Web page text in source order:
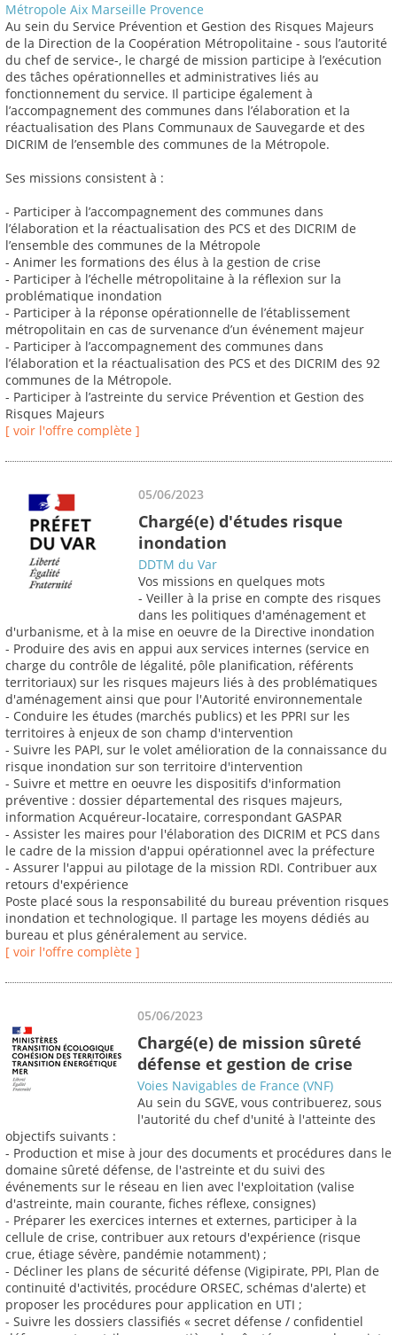
Métropole Aix Marseille Provence
Au sein du Service Prévention et Gestion des Risques Majeurs
de la Direction de la Coopération Métropolitaine - sous l’autorité
du chef de service-, le chargé de mission participe à l’exécution
des tâches opérationnelles et administratives liés au
fonctionnement du service. Il participe également à
l’accompagnement des communes dans l’élaboration et la
réactualisation des Plans Communaux de Sauvegarde et des
DICRIM de l’ensemble des communes de la Métropole.
Ses missions consistent à :
- Participer à l’accompagnement des communes dans
l’élaboration et la réactualisation des PCS et des DICRIM de
l’ensemble des communes de la Métropole
- Animer les formations des élus à la gestion de crise
- Participer à l’échelle métropolitaine à la réflexion sur la
problématique inondation
- Participer à la réponse opérationnelle de l’établissement
métropolitain en cas de survenance d’un événement majeur
- Participer à l’accompagnement des communes dans
l’élaboration et la réactualisation des PCS et des DICRIM des 92
communes de la Métropole.
- Participer à l’astreinte du service Prévention et Gestion des
Risques Majeurs
[ voir l'offre complète ]
05/06/2023
Chargé(e) d'études risque
inondation
DDTM du Var
Vos missions en quelques mots
- Veiller à la prise en compte des risques
dans les politiques d'aménagement et
d'urbanisme, et à la mise en oeuvre de la Directive inondation
- Produire des avis en appui aux services internes (service en
charge du contrôle de légalité, pôle planification, référents
territoriaux) sur les risques majeurs liés à des problématiques
d'aménagement ainsi que pour l'Autorité environnementale
- Conduire les études (marchés publics) et les PPRI sur les
territoires à enjeux de son champ d'intervention
- Suivre les PAPI, sur le volet amélioration de la connaissance du
risque inondation sur son territoire d'intervention
- Suivre et mettre en oeuvre les dispositifs d'information
préventive : dossier départemental des risques majeurs,
information Acquéreur-locataire, correspondant GASPAR
- Assister les maires pour l'élaboration des DICRIM et PCS dans
le cadre de la mission d'appui opérationnel avec la préfecture
- Assurer l'appui au pilotage de la mission RDI. Contribuer aux
retours d'expérience
Poste placé sous la responsabilité du bureau prévention risques
inondation et technologique. Il partage les moyens dédiés au
bureau et plus généralement au service.
[ voir l'offre complète ]
05/06/2023
Chargé(e) de mission sûreté
défense et gestion de crise
Voies Navigables de France (VNF)
Au sein du SGVE, vous contribuerez, sous
l'autorité du chef d'unité à l'atteinte des
objectifs suivants :
- Production et mise à jour des documents et procédures dans le
domaine sûreté défense, de l'astreinte et du suivi des
événements sur le réseau en lien avec l'exploitation (valise
d'astreinte, main courante, fiches réflexe, consignes)
- Préparer les exercices internes et externes, participer à la
cellule de crise, contribuer aux retours d'expérience (risque
crue, étiage sévère, pandémie notamment) ;
- Décliner les plans de sécurité défense (Vigipirate, PPI, Plan de
continuité d'activités, procédure ORSEC, schémas d'alerte) et
proposer les procédures pour application en UTI ;
- Suivre les dossiers classifiés « secret défense / confidentiel